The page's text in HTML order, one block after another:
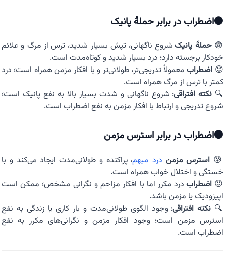
⚫اضطراب در برابر حملهٔ پانیک
😨حملهٔ پانیکشروع ناگهانی، تپش بسیار شدید، ترس از مرگ و علائم
خودکار برجسته دارد؛ درد بسیار شدید و کوتاه‌مدت است.
😟 اضطرابمعمولاً تدریجی‌تر، طولانی‌تر و با افکار مزمن همراه است؛ درد
کمتر با ترس از مرگ همراه است.
🔍 نکته افتراقی: شروع ناگهانی و شدت بسیار بالا به نفع پانیک است؛
شروع تدریجی و ارتباط با افکار مزمن به نفع اضطراب است.
⚫اضطراب در برابر استرس مزمن
😰 استرس مزمن درد مبهم، پراکنده و طولانی‌مدت ایجاد می‌کند و با
خستگی و اختلال خواب همراه است.
😟اضطراب درد مکرر اما با افکار مزاحم و نگرانی مشخص؛ ممکن است
اپیزودیک یا مزمن باشد.
🔍 نکته افتراقی: وجود الگوی طولانی‌مدت و بار کاری یا زندگی به نفع
استرس مزمن است؛ وجود افکار مزمن و نگرانی‌های مکرر به نفع
اضطراب است.